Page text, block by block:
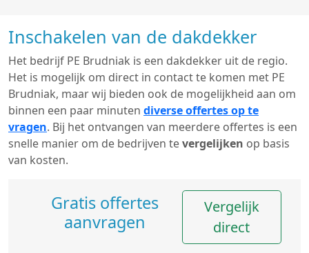
Inschakelen van de dakdekker
Het bedrijf PE Brudniak is een dakdekker uit de regio.
Het is mogelijk om direct in contact te komen met PE
Brudniak, maar wij bieden ook de mogelijkheid aan om
binnen een paar minuten diverse offertes op te
vragen. Bij het ontvangen van meerdere offertes is een
snelle manier om de bedrijven tevergelijken op basis
van kosten.
Gratis offertes
aanvragen
Vergelijk
direct